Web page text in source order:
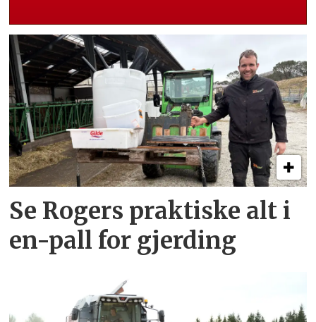
Se Rogers praktiske alt i
en-pall for gjerding